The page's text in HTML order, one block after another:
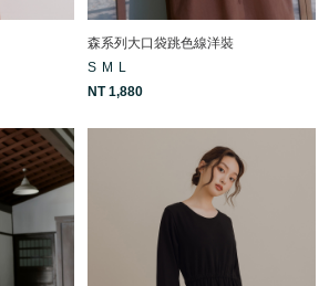
森系列大口袋跳色線洋裝
S M
L
NT 1,880